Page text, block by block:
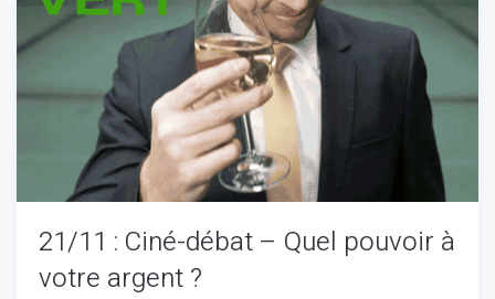
21/11 : Ciné-débat – Quel pouvoir à
votre argent ?